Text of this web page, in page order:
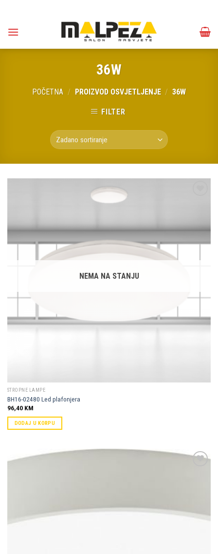
content
36W
POČETNA / PROIZVOD OSVJETLJENJE / 36W
FILTER
omiljene
NEMA NA STANJU
STROPNE LAMPE
BH16-02480 Led plafonjera
96,40 KM
DODAJ U KORPU